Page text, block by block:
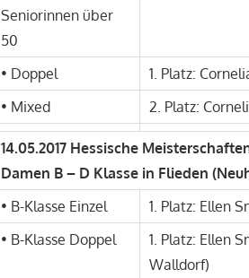
Seniorinnen über
50
• Doppel
1. Platz:
• Mixed
2. Platz:
14.05.2017 Hessische
Damen B – D Klasse in Flieden
• B-Klasse Einzel
1. Platz: Ellen
• B-Klasse Doppel
1. Platz: Ellen
Walldorf)